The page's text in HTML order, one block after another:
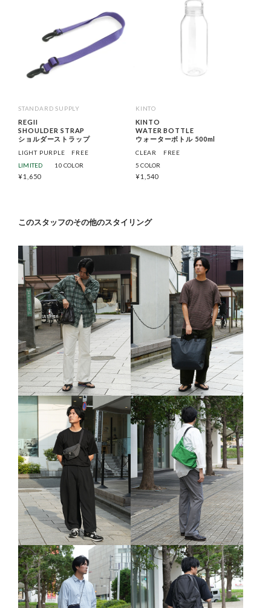
STANDARD SUPPLY
REGII
SHOULDER STRAP
ショルダーストラップ
LIGHT PURPLE
FREE
LIMITED
10 COLOR
¥1,650
KINTO
KINTO
WATER BOTTLE
ウォーターボトル 500ml
CLEAR
FREE
5 COLOR
¥1,540
このスタッフのその他のスタイリング